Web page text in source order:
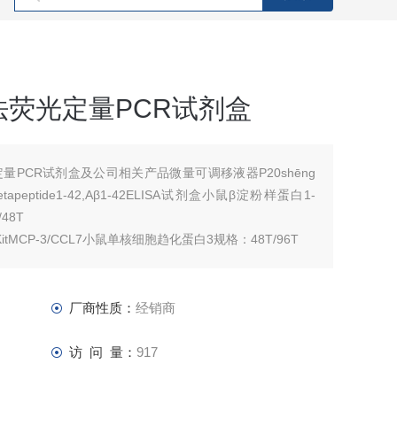
光定量PCR试剂盒
PCR试剂盒及公司相关产品微量可调移液器P20shēng
42,Aβ1-42ELISA试剂盒小鼠β淀粉样蛋白1-
3/CCL7小鼠单核细胞趋化蛋白3规格：48T/96T
厂商性质： 经销商
访 问 量： 917